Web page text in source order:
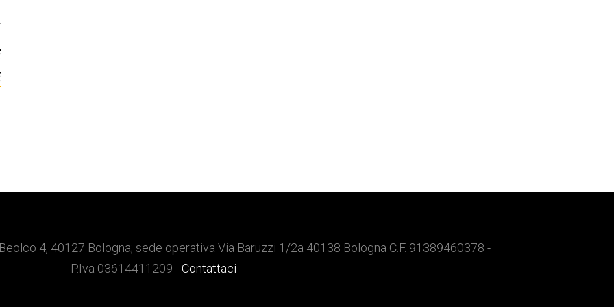
4, 40127 Bologna; sede operativa Via Baruzzi 1/2a 40138 Bologna C.F. 91389460378 -
P.Iva 03614411209 -Contattaci